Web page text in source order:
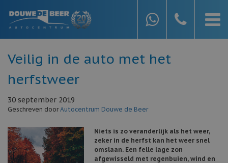
Veilig in de auto met het
herfstweer
30 september 2019
Geschreven doorAutocentrum Douwe de Beer
Niets is zo veranderlijk als het weer,
zeker in de herfst kan het weer snel
omslaan. Een felle lage zon
afgewisseld met regenbuien, wind en